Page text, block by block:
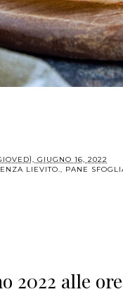
GIUGNO 16, 2022
LIEVITO., PANE
2022 alle